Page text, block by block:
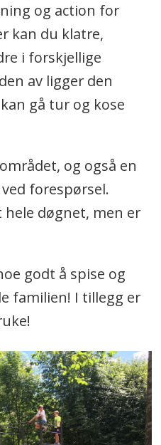
og action for
kan du klatre,
i forskjellige
av ligger den
gå tur og kose
og også en
forespørsel.
hele døgnet, men er
godt å spise og
familien! I tillegg er